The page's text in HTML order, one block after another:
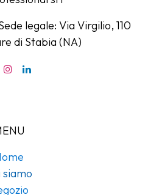
legale: Via Virgilio, 110
di Stabia (NA)
siamo